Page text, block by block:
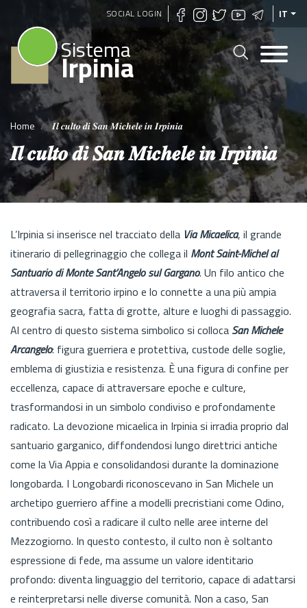
Salta
contenuto
principale
SOCIAL LOGIN IT
Sistema
Irpinia
Home 𝑰𝒍 𝒄𝒖𝒍𝒕𝒐 𝒅𝒊 𝑺𝒂𝒏 𝑴𝒊𝒄𝒉𝒆𝒍𝒆 𝒊𝒏 𝑰𝒓𝒑𝒊𝒏𝒊𝒂
𝑰𝒍 𝒄𝒖𝒍𝒕𝒐 𝒅𝒊 𝑺𝒂𝒏 𝑴𝒊𝒄𝒉𝒆𝒍𝒆 𝒊𝒏 𝑰𝒓𝒑𝒊𝒏𝒊𝒂
L’Irpinia si inserisce nel tracciato della Via Micaelica, il grande
itinerario di pellegrinaggio che collega il Mont Saint-Michel al
Santuario di Monte Sant’Angelo sul Gargano. Un filo antico che
attraversa il territorio irpino e lo connette a una più ampia
geografia sacra, fatta di grotte, alture e luoghi di passaggio.
Al centro di questo sistema simbolico si colloca San Michele
Arcangelo: figura guerriera e protettiva, custode delle soglie,
emblema di giustizia e resistenza. È una figura di confine per
eccellenza, capace di attraversare epoche e culture,
trasformandosi in un simbolo condiviso e profondamente
radicato. La devozione micaelica in Irpinia si irradia proprio dal
santuario garganico, diffondendosi lungo direttrici antiche
come la Via Appia e consolidandosi durante la dominazione
longobarda. I Longobardi riconoscevano in San Michele un
archetipo guerriero affine a modelli precristiani come Odino,
contribuendo così a radicare il culto nelle aree interne del
Mezzogiorno. In questo contesto, il culto non è soltanto
espressione di fede, ma assume un valore identitario
profondo: diventa linguaggio del territorio, capace di adattarsi
e reinterpretarsi nelle diverse comunità. Non a caso, San